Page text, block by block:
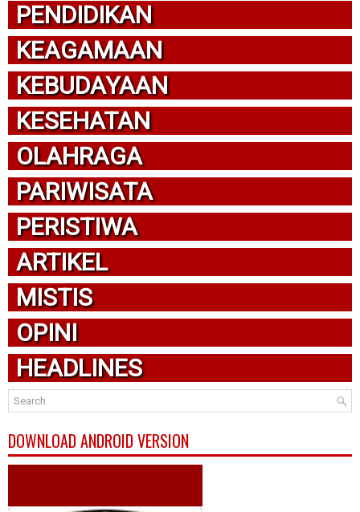
PENDIDIKAN
KEAGAMAAN
KEBUDAYAAN
KESEHATAN
OLAHRAGA
PARIWISATA
PERISTIWA
ARTIKEL
MISTIS
OPINI
HEADLINES
DOWNLOAD ANDROID VERSION